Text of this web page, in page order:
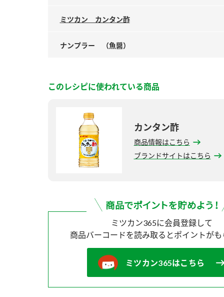
ミツカン カンタン酢
ナンプラー （魚醤）
このレシピに使われている商品
カンタン酢
商品情報はこちら
ブランドサイトはこちら
ミツカン365に会員登録して
商品バーコードを読み取ると ポイントが
ミツカン365はこちら